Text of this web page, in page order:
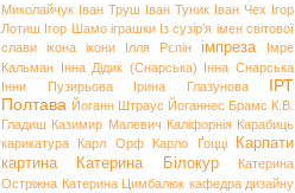
Миколайчук Іван Труш Іван Туник Іван Чех Ігор
Лотиш Ігор Шамо іграшки Із сузір’я імен світової
слави
ікона ікони Ілля Рєпін імпреза
Імре
Кальман Інна Дідик (Снарська) Інна Снарська
Інни Пузирьова
Ірина Глазунова
ІРТ
Полтава Йоганн Штраус Йоганнес Брамс К.В.
Гладиш Казимир Малевич Каліфорнія Карабиць
карикатура
Карл Орф Карло Ґоцці
Карпати
картина
Катерина Білокур
Катерина
Остріжна Катерина Цимбалюк кафедра дизайну